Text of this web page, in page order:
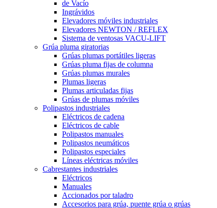
de Vacío
Ingrávidos
Elevadores móviles industriales
Elevadores NEWTON / REFLEX
Sistema de ventosas VACU-LIFT
Grúa pluma giratorias
Grúas plumas portátiles ligeras
Grúas pluma fijas de columna
Grúas plumas murales
Plumas ligeras
Plumas articuladas fijas
Grúas de plumas móviles
Polipastos industriales
Eléctricos de cadena
Eléctricos de cable
Polipastos manuales
Polipastos neumáticos
Polipastos especiales
Líneas eléctricas móviles
Cabrestantes industriales
Eléctricos
Manuales
Accionados por taladro
Accesorios para grúa, puente grúa o grúas